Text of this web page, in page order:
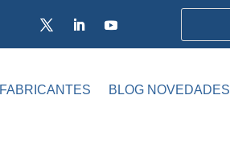
FABRICANTES BLOG NOVEDADES